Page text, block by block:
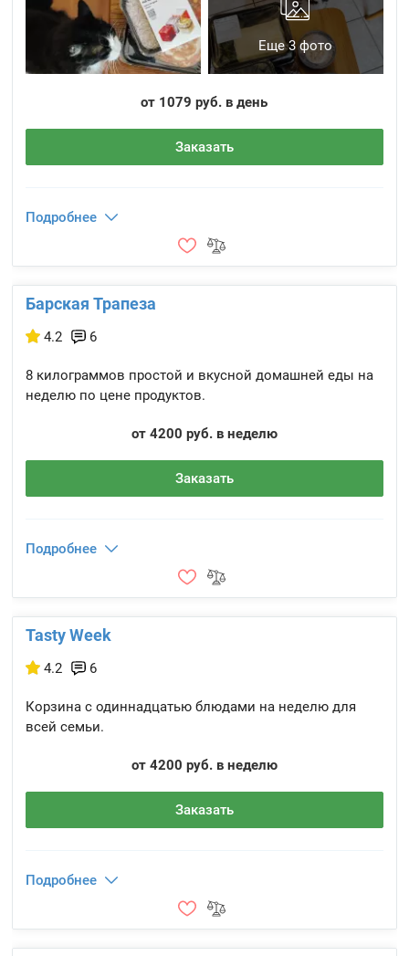
Еще 3 фото
от 1079 руб. в день
Заказать
Подробнее
Барская Трапеза
4.2 6
8 килограммов простой и вкусной домашней еды на
неделю по цене продуктов.
от 4200 руб. в неделю
Заказать
Подробнее
Tasty Week
4.2 6
Корзина с одиннадцатью блюдами на неделю для
всей семьи.
от 4200 руб. в неделю
Заказать
Подробнее